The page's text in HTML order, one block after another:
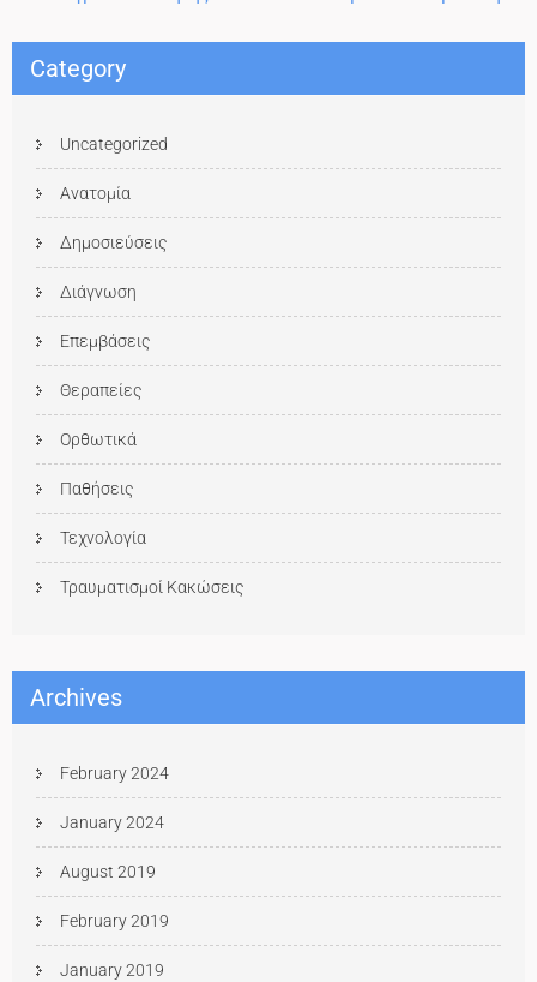
Category
Uncategorized
Ανατομία
Δημοσιεύσεις
Διάγνωση
Επεμβάσεις
Θεραπείες
Ορθωτικά
Παθήσεις
Τεχνολογία
Τραυματισμοί Κακώσεις
Archives
February 2024
January 2024
August 2019
February 2019
January 2019